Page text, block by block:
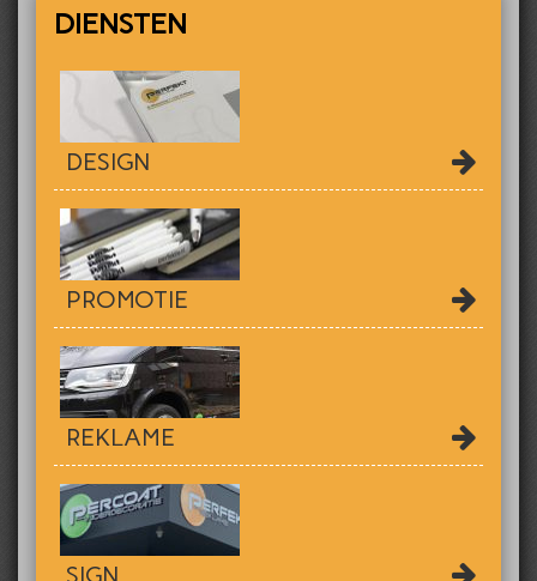
DIENSTEN
DESIGN
PROMOTIE
REKLAME
SIGN